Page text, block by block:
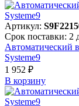
Артикул:
Срок поставки: 2
Автоматический
Systeme9
1 952 ₽
В корзинy